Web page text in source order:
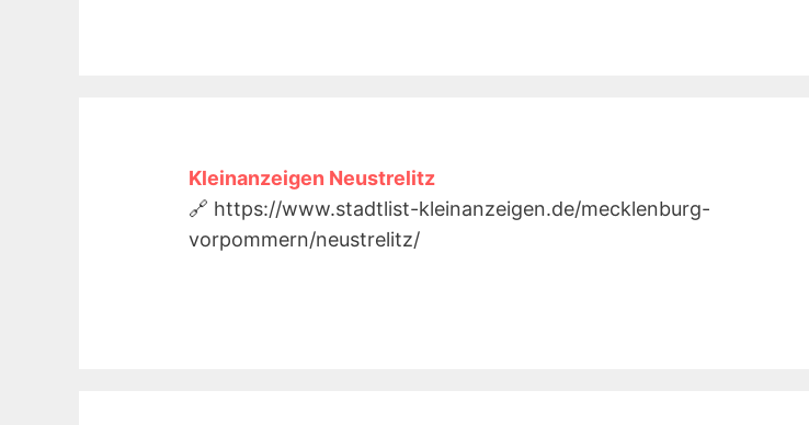
Kleinanzeigen Neustrelitz
🔗 https://www.stadtlist-kleinanzeigen.de/mecklenburg-
vorpommern/neustrelitz/